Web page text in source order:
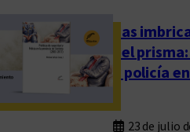
Las
del
y policía
23 de julio